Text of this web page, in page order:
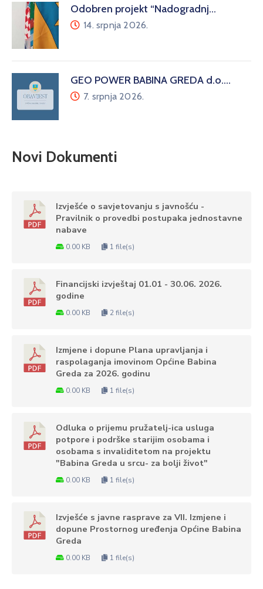
Odobren projekt “Nadogradnj…
14. srpnja 2026.
GEO POWER BABINA GREDA d.o.…
7. srpnja 2026.
Novi Dokumenti
Izvješće o savjetovanju s javnošću -
Pravilnik o provedbi postupaka jednostavne
nabave
0.00 KB 1 file(s)
Financijski izvještaj 01.01 - 30.06. 2026.
godine
0.00 KB 2 file(s)
Izmjene i dopune Plana upravljanja i
raspolaganja imovinom Općine Babina
Greda za 2026. godinu
0.00 KB 1 file(s)
Odluka o prijemu pružatelj-ica usluga
potpore i podrške starijim osobama i
osobama s invaliditetom na projektu
"Babina Greda u srcu- za bolji život"
0.00 KB 1 file(s)
Izvješće s javne rasprave za VII. Izmjene i
dopune Prostornog uređenja Općine Babina
Greda
0.00 KB 1 file(s)